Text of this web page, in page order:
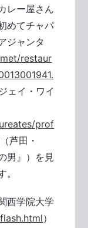
レー屋さん
めてチャパ
ジャンタ
restaur
ェイ・ワイ
prof
芦田・
男』）を見
西学院大学
）